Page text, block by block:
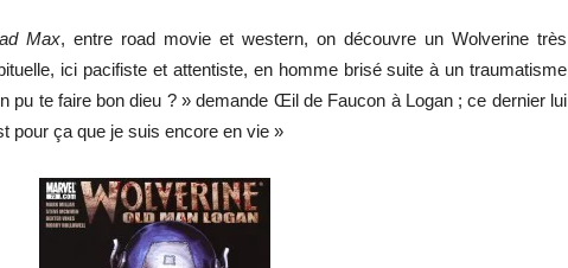
Max, entre road movie et western, on découvre un Wolverine très
ici pacifiste et attentiste, en homme brisé suite à un traumatisme
pu te faire bon dieu ? » demande Œil de Faucon à Logan ; ce dernier lui
pour ça que je suis encore en vie »